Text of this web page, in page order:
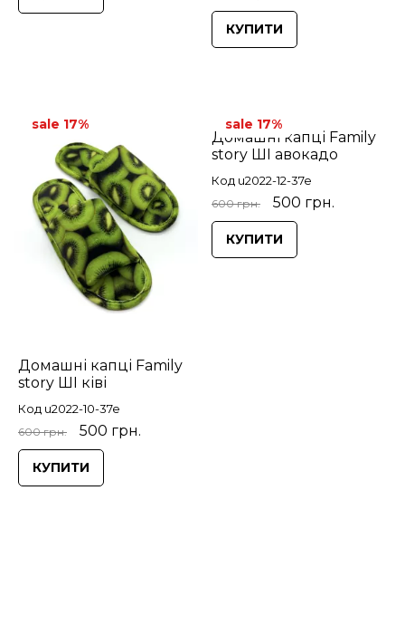
КУПИТИ
Домашні капці Family
story ШІ ківі
Код u2022-10-37e
600 грн. 500 грн.
sale 17%
КУПИТИ
Домашні капці Family
story ШІ авокадо
Код u2022-12-37e
600 грн. 500 грн.
sale 17%
КУПИТИ